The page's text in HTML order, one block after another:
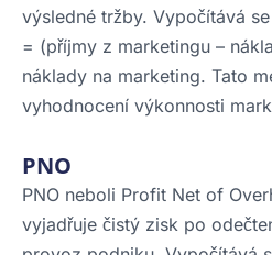
výsledné tržby. Vypočítává
= (příjmy z marketingu –
náklady na marketing. Tato
vyhodnocení výkonnosti
PNO
PNO neboli Profit Net of
vyjadřuje čistý zisk po